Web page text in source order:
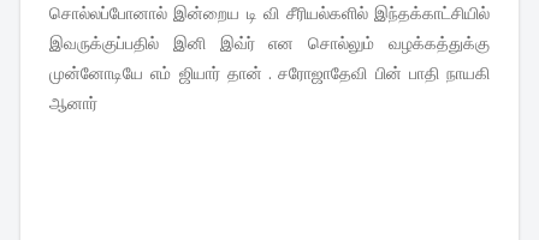
சொல்லப்போனால் இன்றைய டி வி சீரியல்களில் இந்தக்காட்சியில்
இவருக்குப்பதில் இனி இவ்ர் என சொல்லும் வழக்கத்துக்கு
முன்னோடியே எம் ஜியார் தான் . சரோஜாதேவி பின் பாதி நாயகி
ஆனார்